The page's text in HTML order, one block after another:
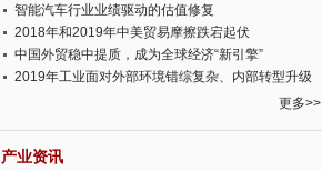
智能汽车行业业绩驱动的估值修复
2018年和2019年中美贸易摩擦跌宕起伏
中国外贸稳中提质，成为全球经济“新引擎”
2019年工业面对外部环境错综复杂、内部转型升级
更多>>
产业资讯